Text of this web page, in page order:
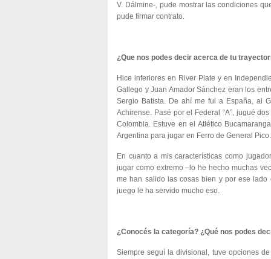
V. Dálmine-, pude mostrar las condiciones
pude firmar contrato.
¿Que nos podes decir acerca de tu
Hice inferiores en River Plate y en
Gallego y Juan Amador Sánchez eran los
Sergio Batista. De ahí me fui a España, al
Achirense. Pasé por el Federal “A”, jugué
Colombia. Estuve en el Atlético
Argentina para jugar en Ferro de General Pico.
En cuanto a mis características como
jugar como extremo –lo he hecho muchas
me han salido las cosas bien y por ese
juego le ha servido mucho eso.
¿Conocés la categoría? ¿Qué nos podes
Siempre seguí la divisional, tuve opciones